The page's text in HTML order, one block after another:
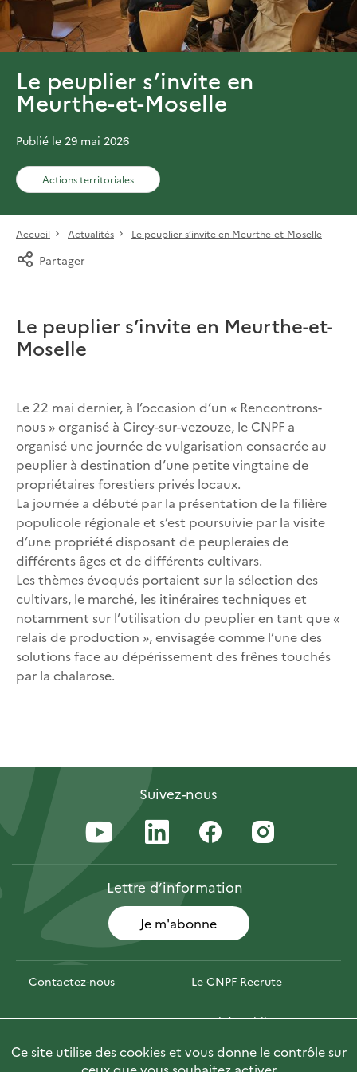
Le peuplier s’invite en
Meurthe-et-Moselle
Publié le 29 mai 2026
Actions territoriales
Accueil Actualités Le peuplier s’invite en Meurthe-et-Moselle
Partager
Le peuplier s’invite en Meurthe-et-
Moselle
Le 22 mai dernier, à l’occasion d’un « Rencontrons-
nous » organisé à Cirey-sur-vezouze, le CNPF a
organisé une journée de vulgarisation consacrée au
peuplier à destination d’une petite vingtaine de
propriétaires forestiers privés locaux.
La journée a débuté par la présentation de la filière
populicole régionale et s’est poursuivie par la visite
d’une propriété disposant de peupleraies de
différents âges et de différents cultivars.
Les thèmes évoqués portaient sur la sélection des
cultivars, le marché, les itinéraires techniques et
notamment sur l’utilisation du peuplier en tant que «
relais de production », envisagée comme l’une des
solutions face au dépérissement des frênes touchés
par la chalarose.
Suivez-nous
Lettred’information
Je m'abonne
Contactez-nous Le CNPF Recrute
Espace presse Marchés publics
PhotoFor Briefly in English
Ce site utilise des cookies et vous donne le contrôle sur